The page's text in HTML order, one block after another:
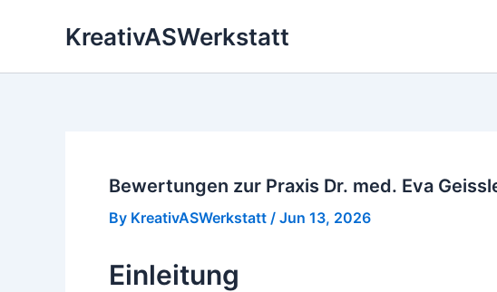
KreativASWerkstatt
Bewertungen zur Praxis Dr. med. Eva
By KreativASWerkstatt / Jun 13, 2026
Einleitung